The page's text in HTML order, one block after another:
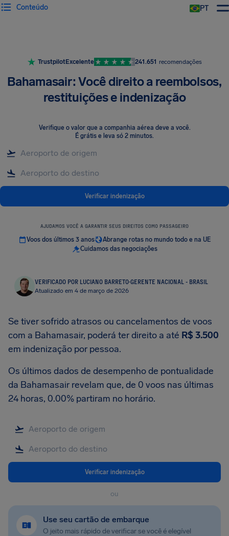
PT
Conteúdo
TrustpilotExcelente 241.651 recomendações
Bahamasair: Você direito a reembolsos,
restituições e indenização
Verifique o valor que a companhia aérea deve a você.
É grátis e leva só 2 minutos.
Verificar indenização
AJUDAMOS VOCÊ A GARANTIR SEUS DIREITOS COMO PASSAGEIRO
Voos dos últimos 3 anos
Abrange rotas no mundo todo e na UE
Cuidamos das negociações
VERIFICADO POR LUCIANO BARRETO·GERENTE NACIONAL - BRASIL
Atualizado em 4 de março de 2026
Se tiver sofrido atrasos ou cancelamentos de voos
com a Bahamasair, poderá ter direito a até R$ 3.500
em indenização por pessoa.
Os últimos dados de desempenho de pontualidade
da Bahamasair revelam que, de 0 voos nas últimas
24 horas, 0.00% partiram no horário.
Verificar indenização
ou
Use seu cartão de embarque
O jeito mais rápido de verificar se você é elegível